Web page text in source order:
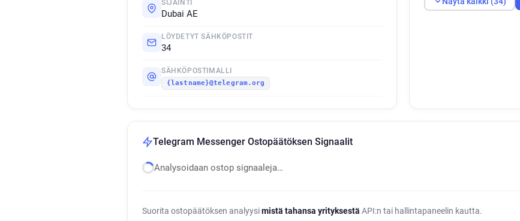
SIJAINTI
Dubai AE
LÖYDETYT SÄHKÖPOSTIT
34
SÄHKÖPOSTIMALLI
{lastname}@telegram.org
k*****@telegram.org
Telegram Messenger Ostopäätöksen Signaalit
Analysoidaan ostop signaaleja…
Suorita ostopäätöksen analyysimistä tahansa yrityksestä API:n tai hallintapaneelin kautta.